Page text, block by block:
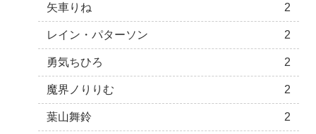
矢車りね 2
レイン・パターソン 2
勇気ちひろ 2
魔界ノりりむ 2
葉山舞鈴 2